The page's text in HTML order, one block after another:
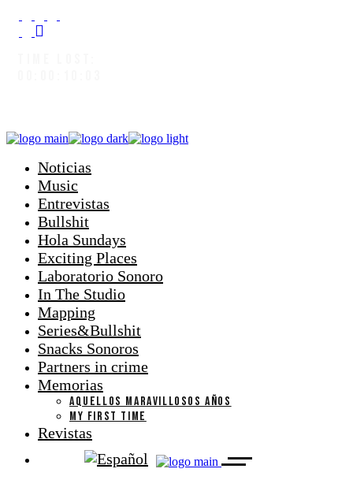
Noticias
Music
Entrevistas
Bullshit
Hola Sundays
Exciting Places
Laboratorio Sonoro
In The Studio
Mapping
Series&Bullshit
Snacks Sonoros
Partners in crime
Memorias
AQUELLOS MARAVILLOSOS AÑOS
MY FIRST TIME
Revistas